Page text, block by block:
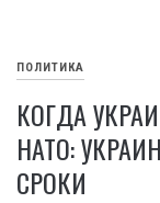
ПОЛИТИКА
КОГДА
НАТО:
СРОКИ